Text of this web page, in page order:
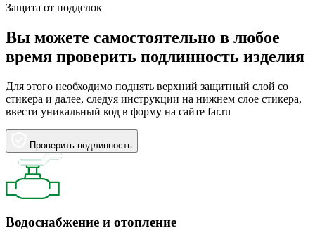
Защита от подделок
Вы можете самостоятельно в любое
время проверить подлинность изделия
Для этого необходимо поднять верхний защитный слой со
стикера и далее, следуя инструкции на нижнем слое стикера,
ввести уникальный код в форму на сайте far.ru
Проверить подлинность
Водоснабжение и отопление